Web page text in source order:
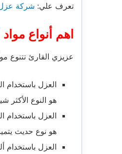
تعرف علي: شركة
اهم أنواع
عزيزي القارئ تتنوع
العزل باستخدام
هو النوع
العزل باستخدام
هو نوع حديث
العزل باستخدام